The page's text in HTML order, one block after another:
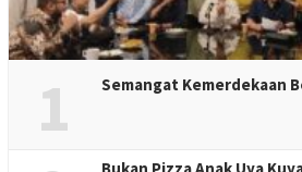
1 Semangat Kemerdekaan
Bukan Pizza Anak Uya